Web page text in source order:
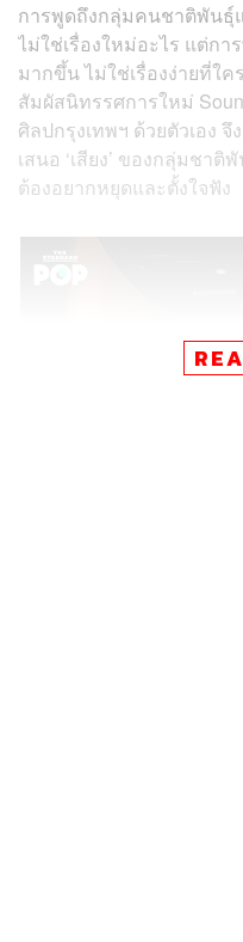
การพูดถึงกลุ่มคนชาติพันธุ์
ไม่ใช่เรื่องใหม่อะไร แต่กา
มากขึ้น ไม่ใช่เรื่องง่ายที่ใค
สัมผัสนิทรรศการใหม่
ศิลปกรุงเทพฯ ด้วยตัวเอง
เสนอ ‘เสียง’ ของกลุ่มชา
ต้องอยากหยุดและตั้งใจฟัง